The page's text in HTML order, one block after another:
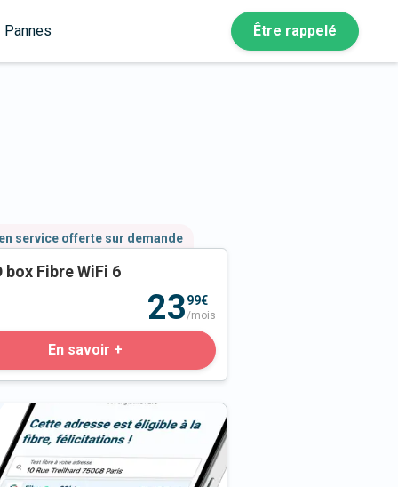
Pannes Être rappelé
service offerte sur demande
box Fibre WiFi 6
2399€
/mois
En savoir +